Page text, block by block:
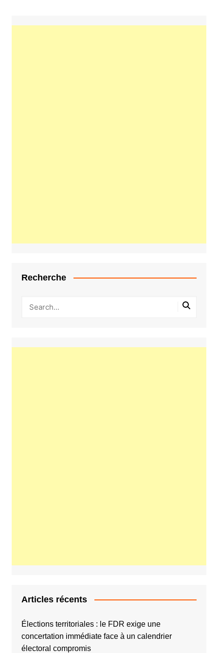
Recherche
Articles récents
Élections territoriales : le FDR exige une
concertation immédiate face à un calendrier
électoral compromis